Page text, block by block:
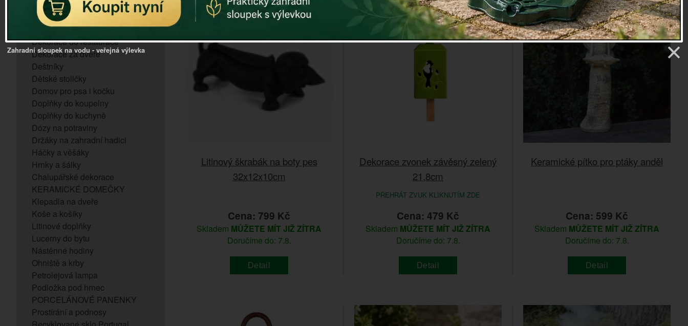
Bytový textil
Dárky pro muže
Dekorace do bytu
Dekorace do restaurace
Dekorace za dveře
Deštníky
Dětské stoličky
Domov pro psa i kočku
Doplňky do koupelny
Doplňky do kuchyně
Dózy na potraviny
Držáky na zahradní hadici
Háčky a věšáky
Hrnky a šálky
Chalupářské dekorace
KERAMICKÉ DOMEČKY
Klepadla na dveře
Koše a košíky
Litinové doplňky
Lucerny do bytu
Nástěnné hodiny
Ohniště a krby
Petrolejová lampa
Podložka pod hrnec
PORCELÁNOVÉ PANENKY
Prostírání a podnosy
Litinový škrabák na boty pes
32x12x10cm
Cena: 799 Kč
Skladem MŮŽETE MÍT JIŽ ZÍTRA
Doručíme do: 7.8.
Detail
Dekorace zvonek závěsný zelený
21,8cm
PŘEHRÁT ZVUK KLIKNUTÍM ZDE
Cena: 479 Kč
Skladem MŮŽETE MÍT JIŽ ZÍTRA
Doručíme do: 7.8.
Detail
Keramické pítko pro ptáky anděl
Cena: 599 Kč
Skladem MŮŽETE MÍT JIŽ ZÍTRA
Doručíme do: 7.8.
Detail
Zahradní sloupek na vodu - veřejná výlevka